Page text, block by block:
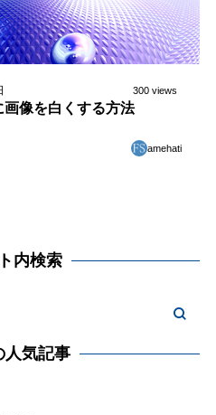
300 views
像を白くする方法
amehati
内検索
人気記事